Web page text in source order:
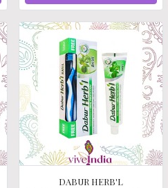
DABUR HERB'L